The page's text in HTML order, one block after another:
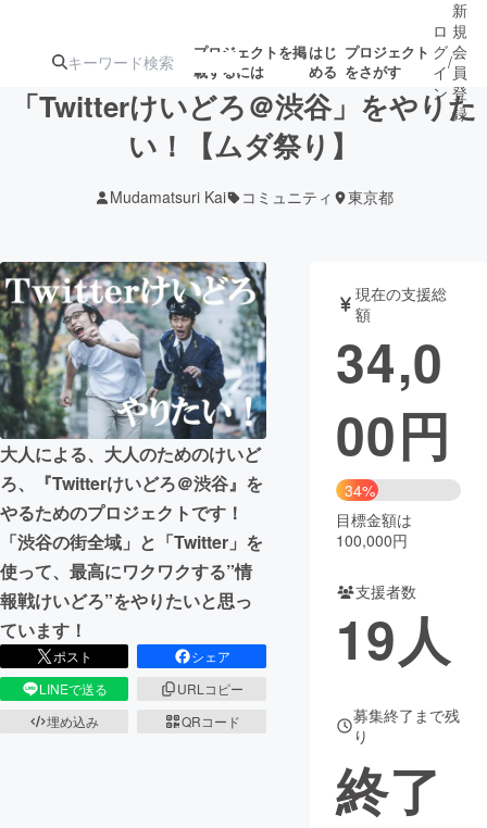
プロジェクトを掲
載するには
はじ
める
プロジェクト
をさがす
ターン
ジェクト
募集終了が近いプ
ロジェクト
されます
アート・写真 音楽
テクノロジー・ガジェット ゲーム・
映像・映画 書籍・雑誌
ビジネス・起業 チャレンジ
まちづくり・地域活性化
CAMPFIRE for Social Good
CAMPFIRE Creation
コミュニティ
ロ
グ
イ
ン
/
新
規
会
員
登
録
「Twitterけいどろ＠渋谷」をやりた
い！【ムダ祭り】
Mudamatsuri Kai コミュニティ 東京都
大人による、大人のためのけいど
ろ、『Twitterけいどろ＠渋谷』を
やるためのプロジェクトです！
「渋谷の街全域」と「Twitter」を
使って、最高にワクワクする”情
報戦けいどろ”をやりたいと思っ
ています！
ポスト
シェア
LINEで送る
URLコピー
埋め込み
QRコード
現在の支援総
額
34,0
00円
34%
目標金額は
100,000円
支援者数
19人
募集終了まで残
り
終了